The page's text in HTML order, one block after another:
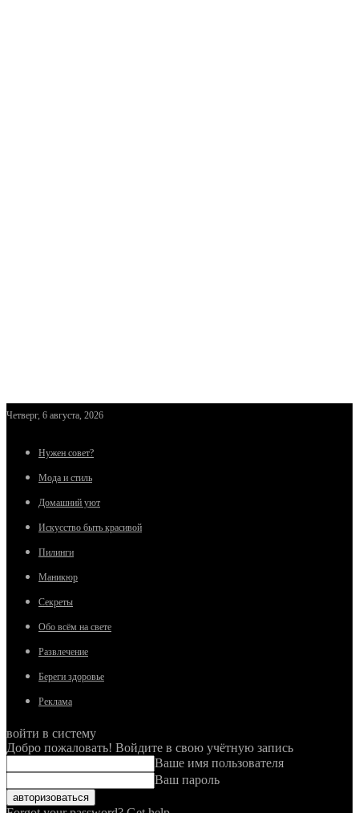
Четверг, 6 августа, 2026
Нужен совет?
Мода и стиль
Домашний уют
Искусство быть красивой
Пилинги
Маникюр
Секреты
Обо всём на свете
Развлечение
Береги здоровье
Реклама
войти в систему
Добро пожаловать! Войдите в свою учётную запись
Ваше имя пользователя
Ваш пароль